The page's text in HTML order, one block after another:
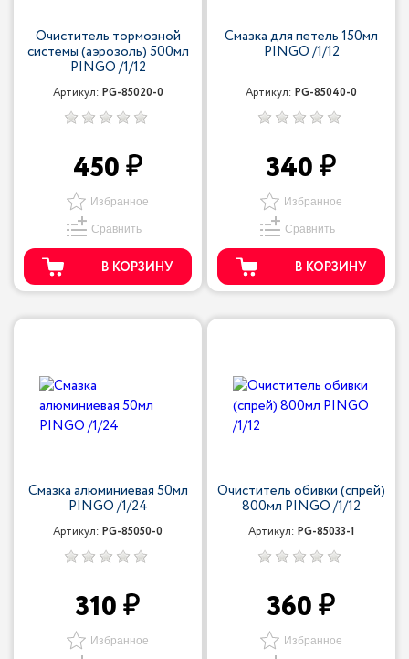
Очиститель тормозной
системы (аэрозоль) 500мл
PINGO /1/12
Артикул: PG-85020-0
450
Избранное
Сравнить
В КОРЗИНУ
Смазка для петель 150мл
PINGO /1/12
Артикул: PG-85040-0
340
Избранное
Сравнить
В КОРЗИНУ
Смазка алюминиевая 50мл
PINGO /1/24
Артикул: PG-85050-0
310
Избранное
Очиститель обивки (спрей)
800мл PINGO /1/12
Артикул: PG-85033-1
360
Избранное